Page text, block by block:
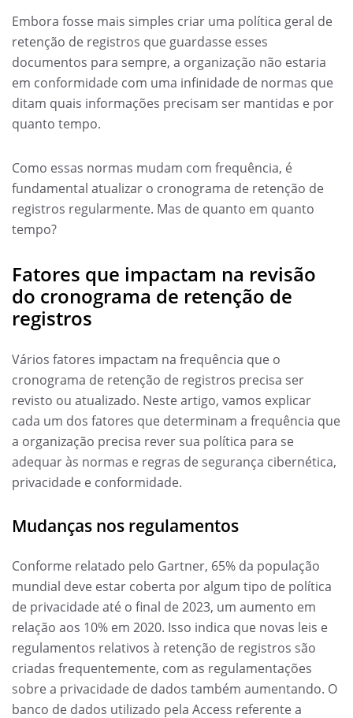
Embora fosse mais simples criar uma política geral de
retenção de registros que guardasse esses
documentos para sempre, a organização não estaria
em conformidade com uma infinidade de normas que
ditam quais informações precisam ser mantidas e por
quanto tempo.
Como essas normas mudam com frequência, é
fundamental atualizar o cronograma de retenção de
registros regularmente. Mas de quanto em quanto
tempo?
Fatores que impactam na revisão
do cronograma de retenção de
registros
Vários fatores impactam na frequência que o
cronograma de retenção de registros precisa ser
revisto ou atualizado. Neste artigo, vamos explicar
cada um dos fatores que determinam a frequência que
a organização precisa rever sua política para se
adequar às normas e regras de segurança cibernética,
privacidade e conformidade.
Mudanças nos regulamentos
Conforme relatado pelo Gartner, 65% da população
mundial deve estar coberta por algum tipo de política
de privacidade até o final de 2023, um aumento em
relação aos 10% em 2020. Isso indica que novas leis e
regulamentos relativos à retenção de registros são
criadas frequentemente, com as regulamentações
sobre a privacidade de dados também aumentando. O
banco de dados utilizado pela Access referente a